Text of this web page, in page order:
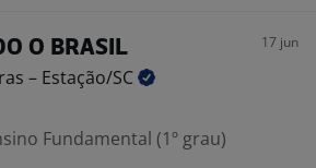
O BRASIL 17 jun
– Estação/SC
Fundamental (1º grau)